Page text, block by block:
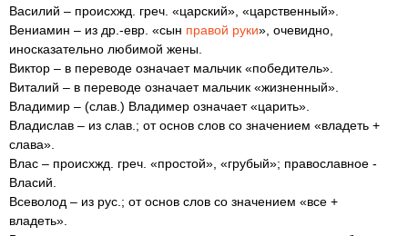
Василий – происхжд. греч. «царский», «царственный».
Вениамин – из др.-евр. «сын правой руки», очевидно,
иносказательно любимой жены.
Виктор – в переводе означает мальчик «победитель».
Виталий – в переводе означает мальчик «жизненный».
Владимир – (слав.) Владимер означает «царить».
Владислав – из слав.; от основ слов со значением «владеть +
слава».
Влас – происхжд. греч. «простой», «грубый»; православное -
Власий.
Всеволод – из рус.; от основ слов со значением «все +
владеть».